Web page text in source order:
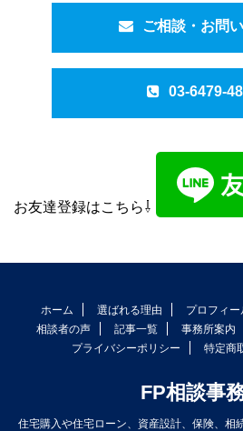
ご相談・お問
03-6479-
お友達登録はこちら⇩
ホーム 選ばれる理由 プロフィー
相談者の声
記事一覧 事務所案内
プライバシーポリシー
特定商
FP相談事
住宅購入や住宅ローン、資産設計、保険、相